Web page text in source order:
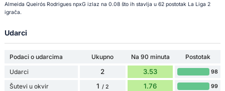
Almeida Queirós Rodrigues npxG izlaz na 0.08 što ih stavlja u 62 postotak La Liga 2
igrača.
Udarci
Podaci o udarcima Ukupno Na 90 minuta
Postotak
Udarci
2 3.53 98
Šutevi u okvir 1 / 2 1.76 99